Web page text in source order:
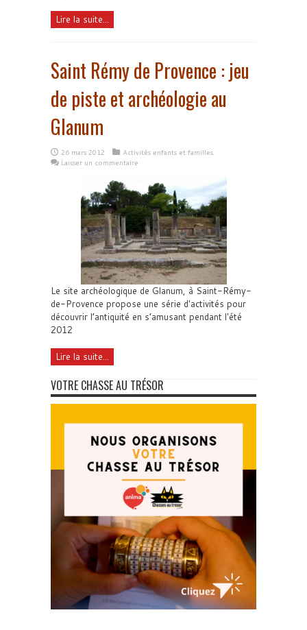
Lire la suite...
Saint Rémy de Provence : jeu
de piste et archéologie au
Glanum
26 mars 2012
Activités enfants et familles
Laisser un commentaire
Le site archéologique de Glanum, à Saint-Rémy-
de-Provence propose une série d'activités pour
découvrir l’antiquité en s’amusant pendant l'été
2012
Lire la suite...
VOTRE CHASSE AU TRÉSOR